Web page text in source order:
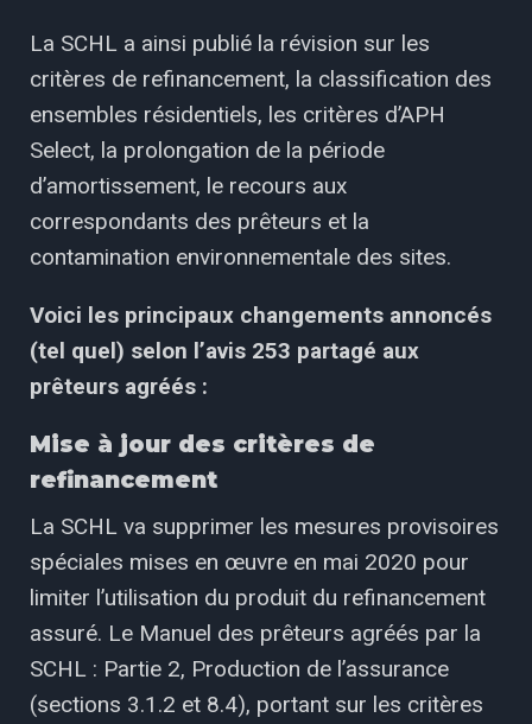
La SCHL a ainsi publié la révision sur les
critères de refinancement, la classification des
ensembles résidentiels, les critères d’APH
Select, la prolongation de la période
d’amortissement, le recours aux
correspondants des prêteurs et la
contamination environnementale des sites.
Voici les principaux changements annoncés
(tel quel) selon l’avis 253 partagé aux
prêteurs agréés :
Mise à jour des critères de
refinancement
La SCHL va supprimer les mesures provisoires
spéciales mises en œuvre en mai 2020 pour
limiter l’utilisation du produit du refinancement
assuré. Le Manuel des prêteurs agréés par la
SCHL : Partie 2, Production de l’assurance
(sections 3.1.2 et 8.4), portant sur les critères